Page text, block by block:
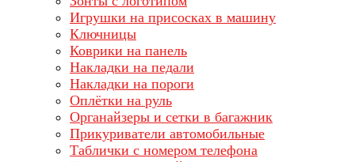
Игрушки на присосках в машину
Ключницы
Коврики на панель
Накладки на педали
Накладки на пороги
Оплётки на руль
Органайзеры и сетки в багажник
Прикуриватели автомобильные
Таблички с номером телефона